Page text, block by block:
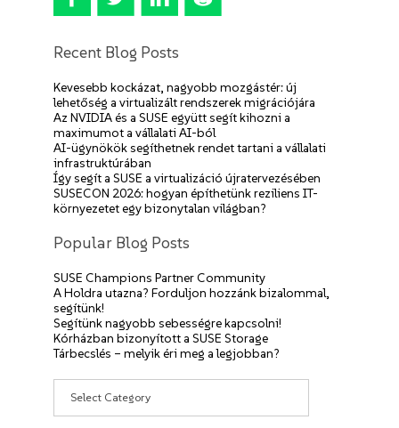
Recent Blog Posts
Kevesebb kockázat, nagyobb mozgástér: új
lehetőség a virtualizált rendszerek migrációjára
Az NVIDIA és a SUSE együtt segít kihozni a
maximumot a vállalati AI-ból
AI-ügynökök segíthetnek rendet tartani a vállalati
infrastruktúrában
Így segít a SUSE a virtualizáció újratervezésében
SUSECON 2026: hogyan építhetünk reziliens IT-
környezetet egy bizonytalan világban?
Popular Blog Posts
SUSE Champions Partner Community
A Holdra utazna? Forduljon hozzánk bizalommal,
segítünk!
Segítünk nagyobb sebességre kapcsolni!
Kórházban bizonyított a SUSE Storage
Tárbecslés – melyik éri meg a legjobban?